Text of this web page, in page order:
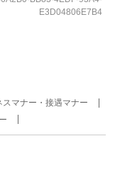
E3D04806E7B4
スマナー・接遇マナー